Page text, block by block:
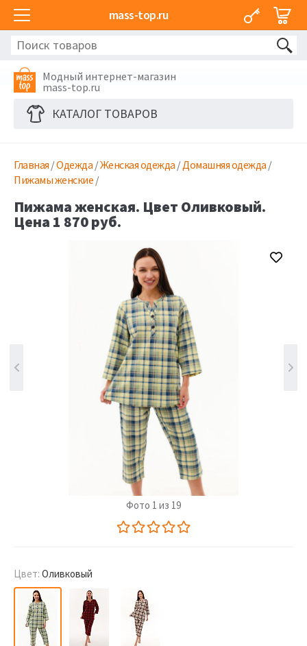
mass-top.ru
Модный интернет-магазин
mass-top.ru
КАТАЛОГ ТОВАРОВ
Главная /Одежда /Женская одежда /Домашняя одежда /
Пижамы женские /
Пижама женская. Цвет Оливковый.
Цена 1 870 руб.
Фото 1 из 19
Цвет: Оливковый